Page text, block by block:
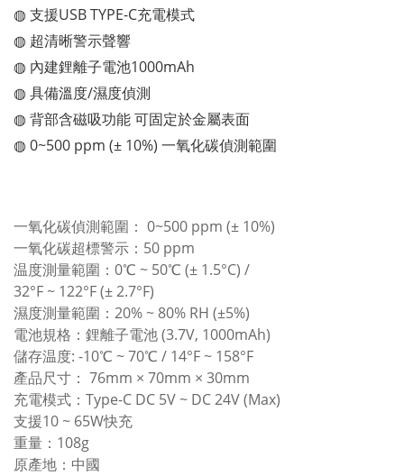
◍ 支援USB TYPE-C充電模式
◍ 超清晰警示聲響
◍ 內建鋰離子電池1000mAh
◍ 具備溫度/濕度偵測
◍ 背部含磁吸功能 可固定於金屬表面
◍ 0~500 ppm (± 10%) 一氧化碳偵測範圍
一氧化碳偵測範圍： 0~500 ppm (± 10%)
一氧化碳超標警示：50 ppm
温度測量範圍：0℃ ~ 50℃ (± 1.5°C) /
32°F ~ 122°F (± 2.7°F)
濕度測量範圍：20% ~ 80% RH (±5%)
電池規格：鋰離子電池 (3.7V, 1000mAh)
儲存温度: -10℃ ~ 70℃ / 14°F ~ 158°F
產品尺寸： 76mm × 70mm × 30mm
充電模式：Type-C DC 5V ~ DC 24V (Max)
支援10 ~ 65W快充
重量：108g
原產地：中國